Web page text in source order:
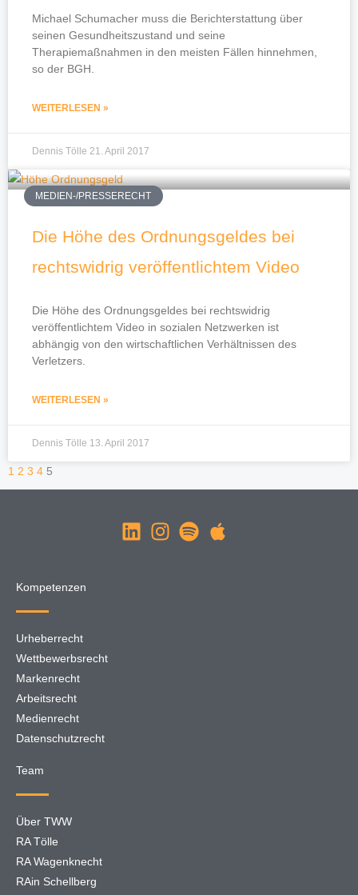
Michael Schumacher muss die Berichterstattung über
seinen Gesundheitszustand und seine
Therapiemaßnahmen in den meisten Fällen hinnehmen,
so der BGH.
WEITERLESEN »
Dennis Tölle 21. April 2017
MEDIEN-/PRESSERECHT
Die Höhe des Ordnungsgeldes bei
rechtswidrig veröffentlichtem Video
Die Höhe des Ordnungsgeldes bei rechtswidrig
veröffentlichtem Video in sozialen Netzwerken ist
abhängig von den wirtschaftlichen Verhältnissen des
Verletzers.
WEITERLESEN »
Dennis Tölle 13. April 2017
1 2 3 4 5
Kompetenzen
Urheberrecht
Wettbewerbsrecht
Markenrecht
Arbeitsrecht
Medienrecht
Datenschutzrecht
Team
Über TWW
RA Tölle
RA Wagenknecht
RAin Schellberg